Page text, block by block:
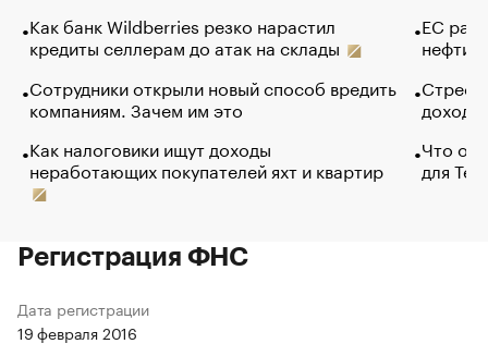
Как банк Wildberries резко нарастил
кредиты селлерам до атак на склады
Сотрудники открыли новый способ вредить
компаниям. Зачем им это
Как налоговики ищут доходы
неработающих покупателей яхт и квартир
ЕС
нефти
Что
для
Регистрация ФНС
Дата регистрации
19 февраля 2016